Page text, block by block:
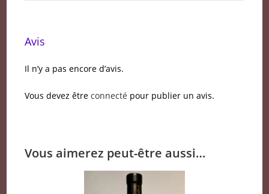
Avis
Il n’y a pas encore d’avis.
Vous devez êtreconnecté pour publier un avis.
Vous aimerez peut-être aussi…